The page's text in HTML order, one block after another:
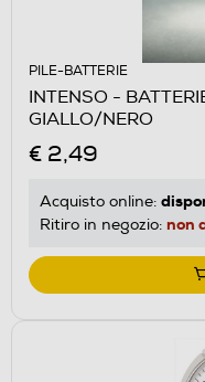
PILE-BATTERIE
INTENSO -
GIALLO/NERO
€ 2,49
Acquisto online:
Ritiro in negozio: non